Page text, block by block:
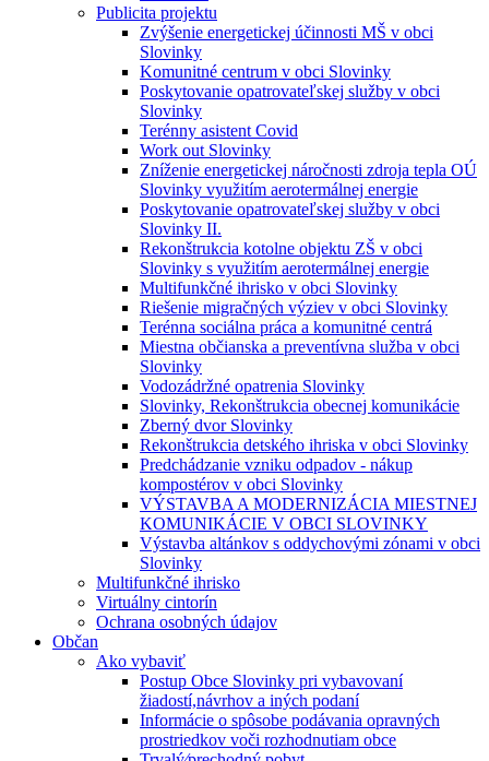
Publicita projektu
Zvýšenie energetickej účinnosti MŠ v obci
Slovinky
Komunitné centrum v obci Slovinky
Poskytovanie opatrovateľskej služby v obci
Slovinky
Terénny asistent Covid
Work out Slovinky
Zníženie energetickej náročnosti zdroja tepla OÚ
Slovinky využitím aerotermálnej energie
Poskytovanie opatrovateľskej služby v obci
Slovinky II.
Rekonštrukcia kotolne objektu ZŠ v obci
Slovinky s využitím aerotermálnej energie
Multifunkčné ihrisko v obci Slovinky
Riešenie migračných výziev v obci Slovinky
Terénna sociálna práca a komunitné centrá
Miestna občianska a preventívna služba v obci
Slovinky
Vodozádržné opatrenia Slovinky
Slovinky, Rekonštrukcia obecnej komunikácie
Zberný dvor Slovinky
Rekonštrukcia detského ihriska v obci Slovinky
Predchádzanie vzniku odpadov - nákup
kompostérov v obci Slovinky
VÝSTAVBA A MODERNIZÁCIA MIESTNEJ
KOMUNIKÁCIE V OBCI SLOVINKY
Výstavba altánkov s oddychovými zónami v obci
Slovinky
Multifunkčné ihrisko
Virtuálny cintorín
Ochrana osobných údajov
Občan
Ako vybaviť
Postup Obce Slovinky pri vybavovaní
žiadostí,návrhov a iných podaní
Informácie o spôsobe podávania opravných
prostriedkov voči rozhodnutiam obce